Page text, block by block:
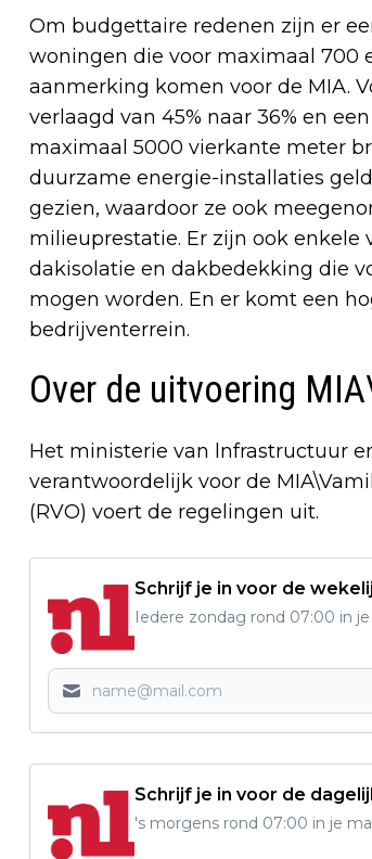
Om budgettaire redenen zijn er
woningen die voor maximaal 700
aanmerking komen voor de MIA.
verlaagd van 45% naar 36% en
maximaal 5000 vierkante meter
duurzame energie-installaties
gezien, waardoor ze ook
milieuprestatie. Er zijn ook enkele
dakisolatie en dakbedekking die
mogen worden. En er komt een
bedrijventerrein.
Over de uitvoering
Het ministerie van lnfrastructuur
verantwoordelijk voor de
(RVO) voert de regelingen uit.
Schrijf je in voor de
Iedere zondag rond 07:00 in
Schrijf je in voor de
's morgens rond 07:00 in je